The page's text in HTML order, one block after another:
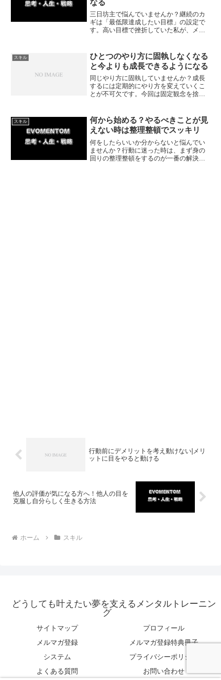
なる
三日坊主で悩んでいませんか？継続のカ
ギは「最低限達成したい目標」の設定で
す。高い目標で挫折していた私が、メン
で、達成感を得ながら毎日楽しく行動を
続けましょう！
スキル
ひとつのやり方に固執しなくなる
と今よりも成長できるようになる
同じやり方に固執していませんか？成長
するには定期的にやり方を変えていくこ
とが不可欠です。今回は固定観念を捨
きます。
スキル
何から始める？やるべきことが見
えない時は整理整頓でスッキリ
何をしたらいいか分からないと悩んでい
ませんか？行動に迷った時は、まず身の
回りの整理整頓をするのが一番の解決策
行動前にデメリットを考え動けない|メリ
ットに目をやると動ける
他人の評価が気になる方へ！他人の目を
克服し自分らしく生きる方法
ホーム スキル
どうしても叶えたい夢を支えるメンタルトレーニン
グ
サイトマップ
プロフィール
メルマガ登録
メルマガ登録特典冊子
システム
プライバシーポリシー
よくある質問
お問い合わせ